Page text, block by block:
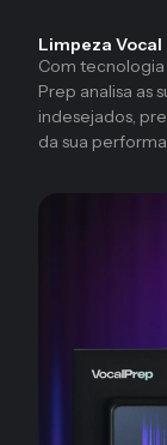
Limpeza
Com
Prep analisa as
indesejados,
da sua